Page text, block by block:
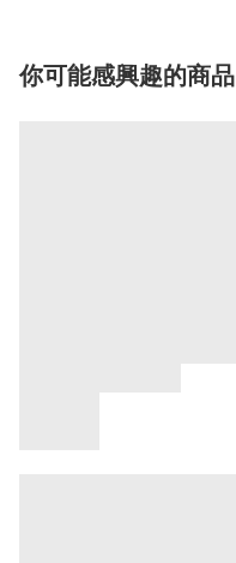
你可能感興趣的商品